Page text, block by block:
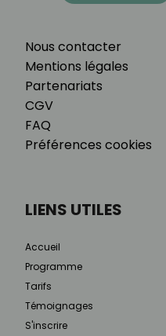
Nous contacter
Mentions légales
Partenariats
CGV
FAQ
Préférences cookies
LIENS UTILES
Accueil
Programme
Tarifs
Témoignages
S'inscrire